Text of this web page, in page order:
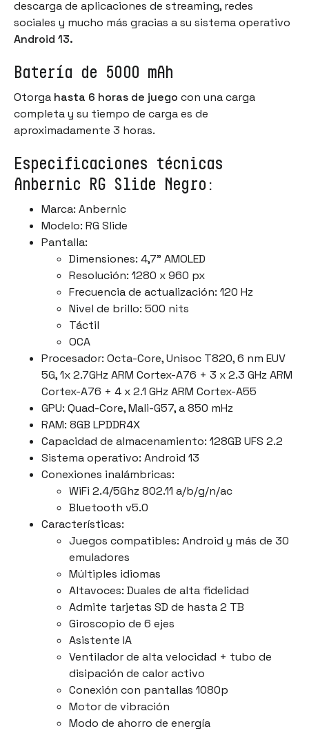
descarga de aplicaciones de streaming, redes
sociales y mucho más gracias a su sistema operativo
Android 13.
Batería de 5000 mAh
Otorga hasta 6 horas de juego con una carga
completa y su tiempo de carga es de
aproximadamente 3 horas.
Especificaciones técnicas
Anbernic RG Slide Negro:
Marca: Anbernic
Modelo: RG Slide
Pantalla:
Dimensiones: 4,7" AMOLED
Resolución: 1280 x 960 px
Frecuencia de actualización: 120 Hz
Nivel de brillo: 500 nits
Táctil
OCA
Procesador: Octa-Core, Unisoc T820, 6 nm EUV
5G, 1x 2.7GHz ARM Cortex-A76 + 3 x 2.3 GHz ARM
Cortex-A76 + 4 x 2.1 GHz ARM Cortex-A55
GPU: Quad-Core, Mali-G57, a 850 mHz
RAM: 8GB LPDDR4X
Capacidad de almacenamiento: 128GB UFS 2.2
Sistema operativo: Android 13
Conexiones inalámbricas:
WiFi 2.4/5Ghz 802.11 a/b/g/n/ac
Bluetooth v5.0
Características:
Juegos compatibles: Android y más de 30
emuladores
Múltiples idiomas
Altavoces: Duales de alta fidelidad
Admite tarjetas SD de hasta 2 TB
Giroscopio de 6 ejes
Asistente IA
Ventilador de alta velocidad + tubo de
disipación de calor activo
Conexión con pantallas 1080p
Motor de vibración
Modo de ahorro de energía